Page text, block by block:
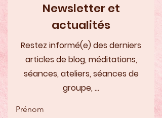
Newsletter et
actualités
Restez informé(e) des derniers
articles de blog, méditations,
séances, ateliers, séances de
groupe, ...
Prénom